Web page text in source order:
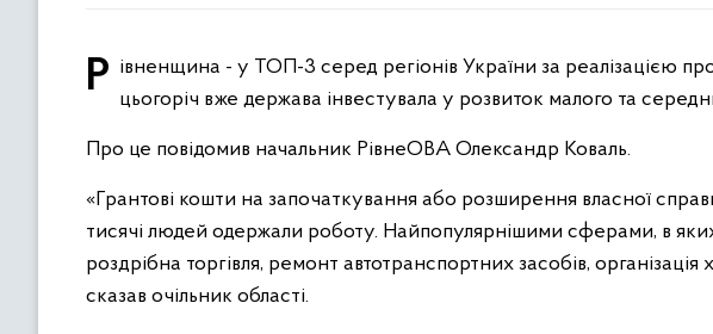
Рівненщина - у ТОП-3 серед регіонів України за реалізацією програми «єРобота. Власна справа». Загалом цьогоріч вже держава інвестувала у розвиток малого та
Про це повідомив начальник РівнеОВА Олександр Коваль.
«Грантові кошти на започаткування або розширення власної
тисячі людей одержали роботу. Найпопулярнішими сферами, в
роздрібна торгівля, ремонт автотранспортних засобів,
сказав очільник області.